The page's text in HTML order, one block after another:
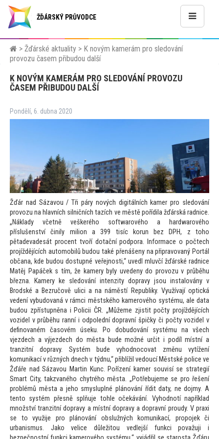
ŽĎÁRSKÝ PRŮVODCE
> Žďárské aktuality > K novým kamerám pro sledování
provozu časem přibudou další
K NOVÝM KAMERÁM PRO SLEDOVÁNÍ PROVOZU
ČASEM PŘIBUDOU DALŠÍ
Pondělí, 6. dubna 2020
Žďár nad Sázavou / Tři páry nových digitálních kamer pro sledování
provozu na hlavních silničních tazích ve městě pořídila žďárská radnice.
„Náklady včetně veškerého softwarového a hardwarového
příslušenství činily milion a 399 tisíc korun bez DPH, z toho
pětadevadesát procent tvoří dotační podpora. Informace o počtech
projíždějících automobilů budou také přenášeny na připravovaný Portál
občana, kde budou dostupné veřejnosti,“ uvedl mluvčí žďárské radnice
Matěj Papáček s tím, že kamery byly uvedeny do provozu v průběhu
března. Kamery ke sledování intenzity dopravy jsou instalovány v
Brodské a Bezručově ulici a na náměstí Republiky. Využívají optická
vedení vybudovaná v rámci městského kamerového systému, ale data
budou zpřístupněna i Policii ČR. „Můžeme zjistit počty projíždějících
vozidel v průběhu ranní i odpolední dopravní špičky či počty vozidel v
definovaném časovém úseku. Po dobudování systému na všech
vjezdech a výjezdech do města bude možné určit i podíl místní a
tranzitní dopravy. Systém bude vyhodnocovat změnu vytížení
komunikací v různých dnech v týdnu,“ přiblížil vedoucí Městské police ve
Žďáře nad Sázavou Martin Kunc. Pořízení kamer souvisí se strategií
Smart City, takzvaného chytrého města. „Potřebujeme se pro řešení
problémů města a jeho smysluplné plánování řídit daty, ne dojmy. A
tento systém přesně splňuje tohle očekávání. Vyhodnotí například
množství tranzitní dopravy a místní dopravy a dopravní proudy. V praxi
se to využije pro plánování obslužných komunikací, propojek či
urbanismus. Jako velice důležitou vedlejší funkci považuji i